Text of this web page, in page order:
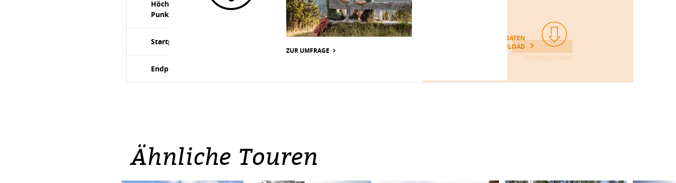
ZUR UMFRAGE
Höchster
Punkt
1722m
Startpunkt
Endpunkt
GPS DATEN
DOWNLOAD
TEXT/XML(134KB)
Ähnliche Touren